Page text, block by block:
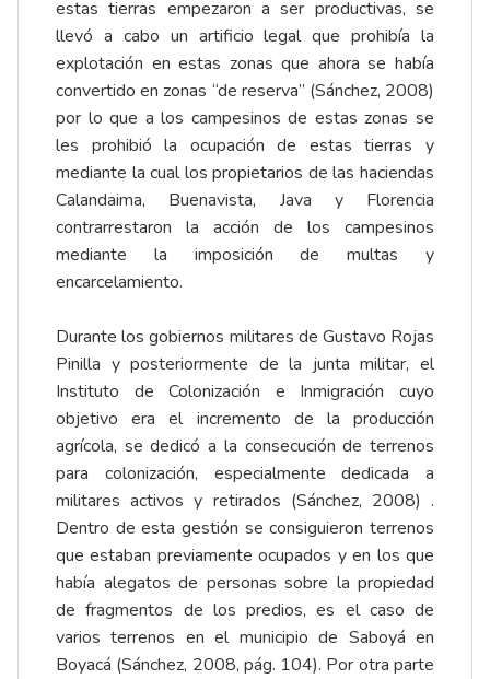
estas tierras empezaron a ser productivas, se
llevó a cabo un artificio legal que prohibía la
explotación en estas zonas que ahora se había
convertido en zonas “de reserva” (Sánchez, 2008)
por lo que a los campesinos de estas zonas se
les prohibió la ocupación de estas tierras y
mediante la cual los propietarios de las haciendas
Calandaima, Buenavista, Java y Florencia
contrarrestaron la acción de los campesinos
mediante la imposición de multas y
encarcelamiento.
Durante los gobiernos militares de Gustavo Rojas
Pinilla y posteriormente de la junta militar, el
Instituto de Colonización e Inmigración cuyo
objetivo era el incremento de la producción
agrícola, se dedicó a la consecución de terrenos
para colonización, especialmente dedicada a
militares activos y retirados (Sánchez, 2008) .
Dentro de esta gestión se consiguieron terrenos
que estaban previamente ocupados y en los que
había alegatos de personas sobre la propiedad
de fragmentos de los predios, es el caso de
varios terrenos en el municipio de Saboyá en
Boyacá (Sánchez, 2008, pág. 104). Por otra parte